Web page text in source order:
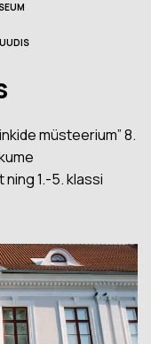
UUDIS
müsteerium” 8.
1.-5. klassi